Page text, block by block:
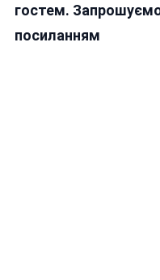
гостем.
посиланням